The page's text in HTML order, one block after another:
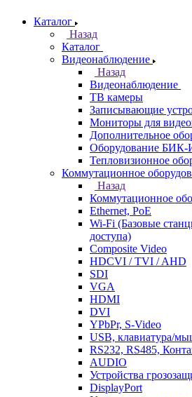
Каталог
Назад
Каталог
Видеонаблюдение
Назад
Видеонаблюдение
ТВ камеры
Записывающие
Мониторы для
Дополнительное
Оборудование
Тепловизионное
Коммутационное
Назад
Коммутационное
Ethernet, PoE
Wi-Fi (Базовые
доступа)
Composite Video
HDCVI / TVI / AHD
SDI
VGA
HDMI
DVI
YPbPr, S-Video
USB, клавиатура/
RS232, RS485,
AUDIO
Устройства
DisplayPort